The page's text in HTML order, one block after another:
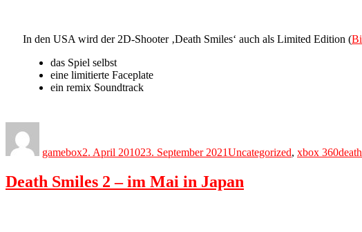
In den USA wird der 2D-Shooter ‚Death Smiles‘ auch als Limited Edition (
das Spiel selbst
eine limitierte Faceplate
ein remix Soundtrack
gamebox2. April 201023. September 2021Uncategorized, xbox 360
Death Smiles 2 – im Mai in Japan